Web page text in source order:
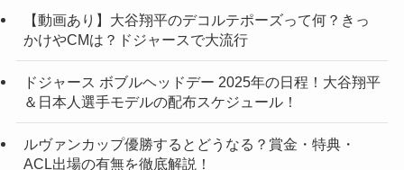
【動画あり】大谷翔平のデコルテポーズって何？きっ
かけやCMは？ドジャースで大流行
ドジャース ボブルヘッドデー 2025年の日程！大谷翔平
＆日本人選手モデルの配布スケジュール！
ルヴァンカップ優勝するとどうなる？賞金・特典・
ACL出場の有無を徹底解説！